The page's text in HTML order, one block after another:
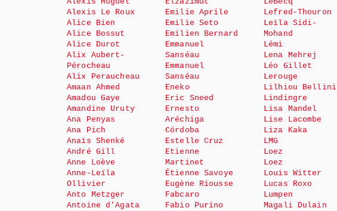
Alexis Le Roux
Alice Bien
Alice Bossut
Alice Durot
Alix Aubert-
Pérocheau
Alix Peraucheau
Amaan Ahmed
Amadou Gaye
Amandine Uruty
Ana Penyas
Ana Pich
Anaïs Shenké
André Gill
Anne Loève
Anne-Leïla
Ollivier
Anto Metzger
Antoine d’Agata
Emilie Aprile
Emilie Seto
Emilien Bernard
Emmanuel
Sanséau
Emmanuel
Sanséau
Eneko
Eric Sneed
Ernesto
Aréchiga
Córdoba
Estelle Cruz
Etienne
Martinet
Étienne Savoye
Eugène Riousse
Fabcaro
Fabio Purino
Lefred-Thouron
Leïla Sidi-
Mohand
Lémi
Lena Mehrej
Léo Gillet
Lerouge
Lilhiou Bellini
Lindingre
Lisa Mandel
Lise Lacombe
Liza Kaka
LMG
Loez
Loez
Louis Witter
Lucas Roxo
Lumpen
Magali Dulain